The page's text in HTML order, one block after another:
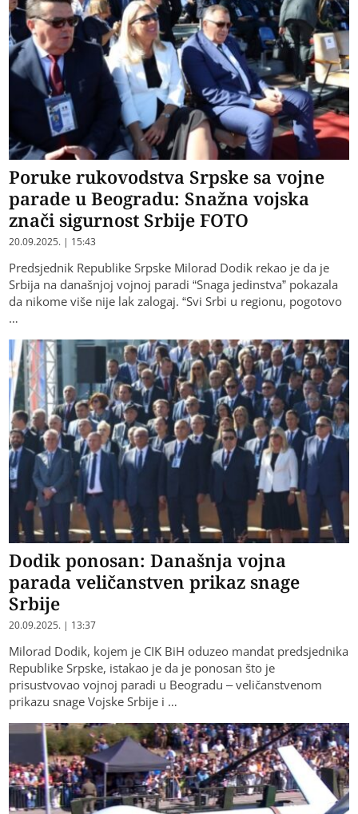
Poruke rukovodstva Srpske sa vojne
parade u Beogradu: Snažna vojska
znači sigurnost Srbije FOTO
20.09.2025. | 15:43
Predsjednik Republike Srpske Milorad Dodik rekao je da je
Srbija na današnjoj vojnoj paradi “Snaga jedinstva” pokazala
da nikome više nije lak zalogaj. “Svi Srbi u regionu, pogotovo
…
Dodik ponosan: Današnja vojna
parada veličanstven prikaz snage
Srbije
20.09.2025. | 13:37
Milorad Dodik, kojem je CIK BiH oduzeo mandat predsjednika
Republike Srpske, istakao je da je ponosan što je
prisustvovao vojnoj paradi u Beogradu – veličanstvenom
prikazu snage Vojske Srbije i …